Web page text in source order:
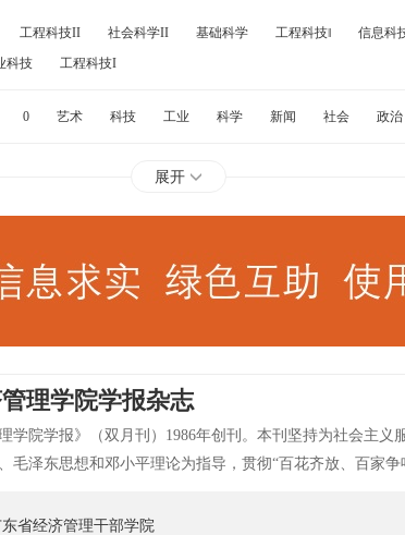
工程科技II 社会科学II 基础科学 工程科技‖ 信息科
科技 工程科技I
0 艺术 科技 工业 科学 新闻 社会 政治
展开
理学院学报杂志
学院学报》（双月刊）1986年创刊。本刊坚持为社会主义
毛泽东思想和邓小平理论为指导，贯彻“百花齐放、百家争
文化，促进国际科学文化交流，探索高等教育、教学及管
东省经济管理干部学院